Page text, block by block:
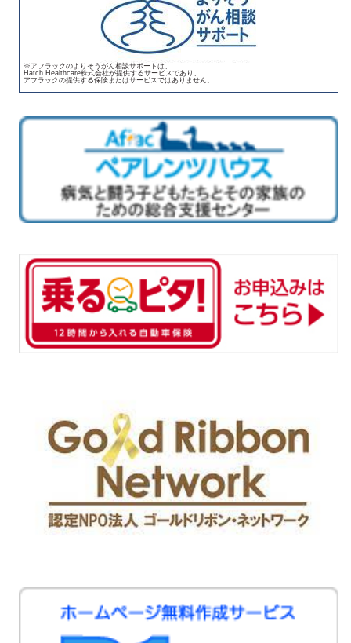
※アフラックのよりそうがん相談サポートは、
Hatch Healthcare株式会社が提供するサービスであり、
アフラックの提供する保険またはサービスではありません。